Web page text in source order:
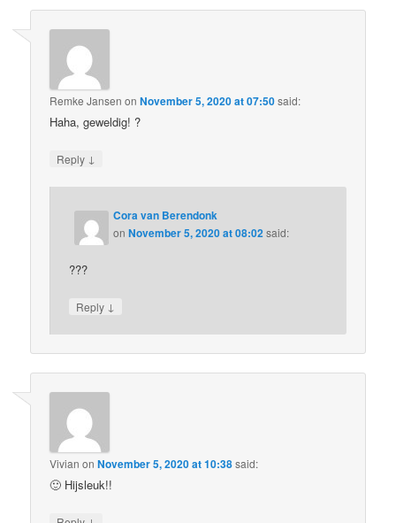
Remke Jansen onNovember 5, 2020 at 07:50said:
Haha, geweldig! ?
Reply ↓
Cora van Berendonk
onNovember 5, 2020 at 08:02 said:
???
Reply ↓
Vivian onNovember 5, 2020 at 10:38said:
🙂 Hijsleuk!!